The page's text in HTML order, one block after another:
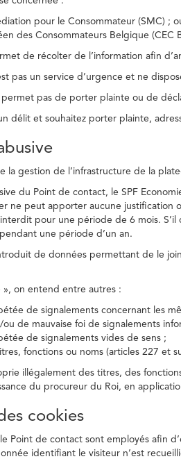
pour le Consommateur (SMC) ;
des Consommateurs Belgique (CEC
de récolter de l’information afin
pas un service d’urgence et ne
permet pas de porter plainte ou de
délit et souhaitez porter plainte,
la gestion de l’infrastructure de la
du Point de contact, le SPF
ne peut apporter aucune justification
pour une période de 6 mois. S’il
une période d’un an.
de données permettant de le
», on entend entre autres :
de signalements concernant les
ou de mauvaise foi de signalements
de signalements vides de sens ;
fonctions ou noms (articles 227 et
illégalement des titres, des
du procureur du Roi, en
cookies
Point de contact sont employés afin
identifiant le visiteur n’est